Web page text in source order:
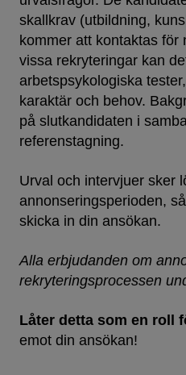
skallkrav (utbildning,
kommer att kontaktas för
vissa rekryteringar kan
arbetspsykologiska
karaktär och behov.
på slutkandidaten i
referenstagning.
Urval och intervjuer sker
annonseringsperioden,
skicka in din ansökan.
Alla erbjudanden om
rekryteringsprocessen
Låter detta som en roll
emot din ansökan!